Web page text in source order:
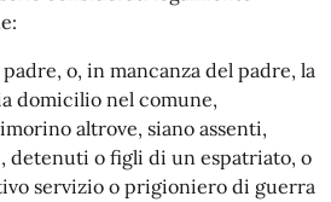
o, in mancanza del padre, la
domicilio nel comune,
altrove, siano assenti,
detenuti o figli di un espatriato, o
servizio o prigioniero di guerra